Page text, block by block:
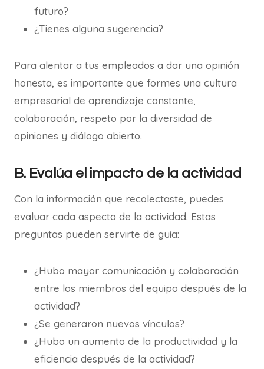
futuro?
¿Tienes alguna sugerencia?
Para alentar a tus empleados a dar una opinión
honesta, es importante que formes una cultura
empresarial de aprendizaje constante,
colaboración, respeto por la diversidad de
opiniones y diálogo abierto.
B. Evalúa el impacto de la actividad
Con la información que recolectaste, puedes
evaluar cada aspecto de la actividad. Estas
preguntas pueden servirte de guía:
¿Hubo mayor comunicación y colaboración
entre los miembros del equipo después de la
actividad?
¿Se generaron nuevos vínculos?
¿Hubo un aumento de la productividad y la
eficiencia después de la actividad?